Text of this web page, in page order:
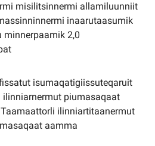
misilitsinnermi allamiluunniit
inaarutaasumik
2,0
isumaqatigiissuteqaruit
piumasaqaat
ilinniartitaanermut
aamma